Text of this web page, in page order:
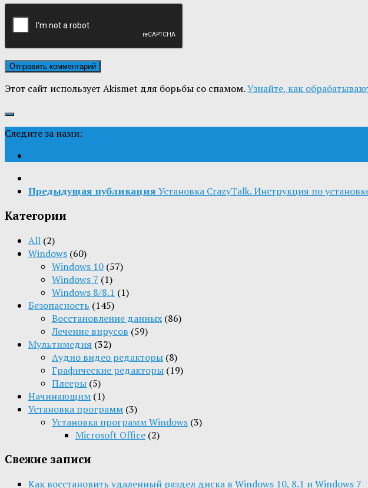
Этот сайт использует Akismet для борьбы со спамом.Узнайте, как
Следите за нами:
Предыдущая публикация Установка CrazyTalk. Инструкция по
Категории
All (2)
Windows (60)
Windows 10 (57)
Windows 7 (1)
Windows 8/8.1 (1)
Безопасность (145)
Восстановление данных (86)
Лечение вирусов (59)
Мультимедия (32)
Aудио видео редакторы (8)
Графические редакторы (19)
Плееры (5)
Начинающим (1)
Установка программ (3)
Установка программ Windows (3)
Microsoft Office (2)
Свежие записи
Как восстановить удаленный раздел диска в Windows 10, 8.1 и Windows 7